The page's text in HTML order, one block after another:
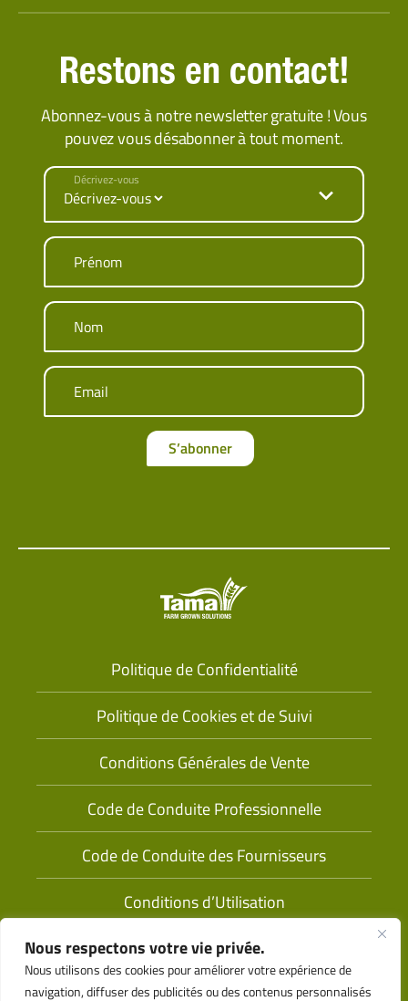
Nous respectons votre vie privée.
Nous utilisons des cookies pour améliorer votre expérience de
navigation, diffuser des publicités ou des contenus personnalisés
Restons en contact!
Abonnez-vous à notre newsletter gratuite ! Vous
pouvez vous désabonner à tout moment.
Décrivez-vous
Prénom
Nom
Email
S’abonner
Politique de Confidentialité
Politique de Cookies et de Suivi
Conditions Générales de Vente
Code de Conduite Professionnelle
Code de Conduite des Fournisseurs
Conditions d’Utilisation